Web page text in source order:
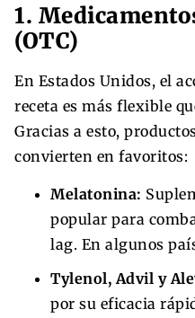
1.
(OTC)
En Estados Unidos, el
receta es más flexible
Gracias a esto,
convierten en favoritos:
Melatonina:
popular para
lag. En algunos
Tylenol, Advil y
por su eficacia